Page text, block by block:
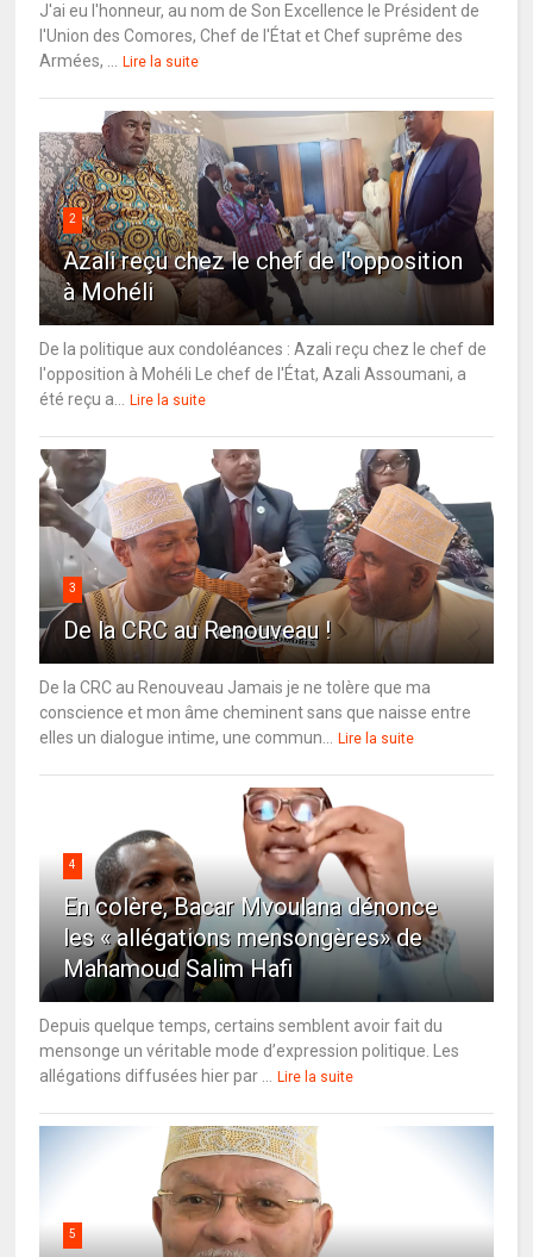
J'ai eu l'honneur, au nom de Son Excellence le Président de
l'Union des Comores, Chef de l'État et Chef suprême des
Armées, ...
Lire la suite
2
Azali reçu chez le chef de l'opposition
à Mohéli
De la politique aux condoléances : Azali reçu chez le chef de
l'opposition à Mohéli Le chef de l'État, Azali Assoumani, a
été reçu a...
Lire la suite
3
De la CRC au Renouveau !
De la CRC au Renouveau Jamais je ne tolère que ma
conscience et mon âme cheminent sans que naisse entre
elles un dialogue intime, une commun...
Lire la suite
4
En colère, Bacar Mvoulana dénonce
les « allégations mensongères» de
Mahamoud Salim Hafi
Depuis quelque temps, certains semblent avoir fait du
mensonge un véritable mode d’expression politique. Les
allégations diffusées hier par ...
Lire la suite
5